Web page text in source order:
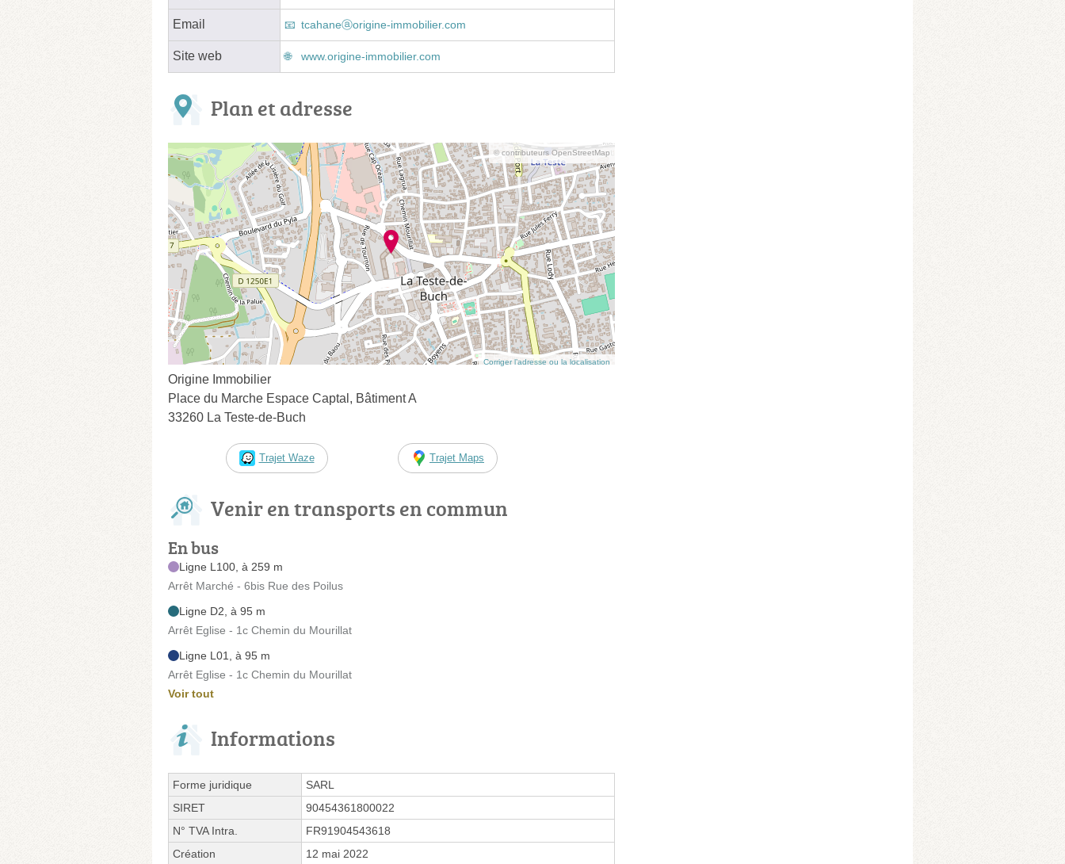
Email tcahaneⓐorigine-immobilier.com
Site web www.origine-immobilier.com
Plan et adresse
© contributeurs OpenStreetMap
Corriger l’adresse ou la localisation
Origine Immobilier
Place du Marche Espace Captal, Bâtiment A
33260 La Teste-de-Buch
Trajet Waze Trajet Maps
Venir en transports en commun
En bus
Ligne L100, à 259 m
Arrêt Marché - 6bis Rue des Poilus
Ligne D2, à 95 m
Arrêt Eglise - 1c Chemin du Mourillat
Ligne L01, à 95 m
Arrêt Eglise - 1c Chemin du Mourillat
Voir tout
Informations
Forme juridique
SARL
SIRET
90454361800022
N° TVA Intra.
FR91904543618
Création
12 mai 2022